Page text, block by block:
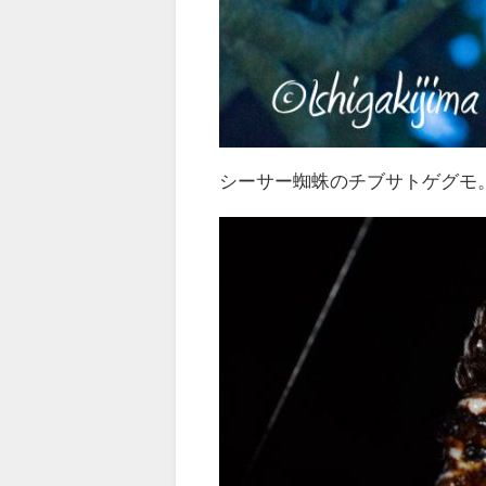
シーサー蜘蛛のチブサトゲグモ